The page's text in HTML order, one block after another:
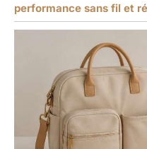
performance sans fil et